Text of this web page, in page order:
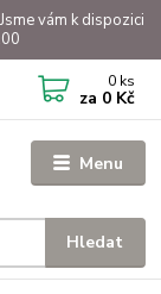
vám k dispozici
Menu
Hledat
0 ks
za 0 Kč